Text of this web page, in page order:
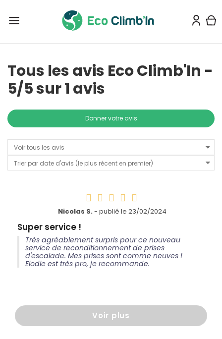
Tous les avis Eco Climb'In -
5/5sur1avis
Donner votre avis
    
Nicolas S.- publié le 23/02/2024
Super service !
Très agréablement surpris pour ce nouveau
service de reconditionnement de prises
d'escalade. Mes prises sont comme neuves !
Elodie est très pro, je recommande.
Voir plus